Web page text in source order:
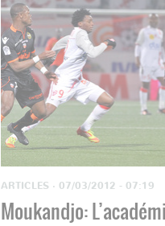
ARTICLES · 07/03/2012 - 07:19
Moukandjo: